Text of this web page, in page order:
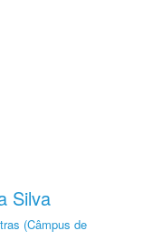
Silva
(Câmpus de